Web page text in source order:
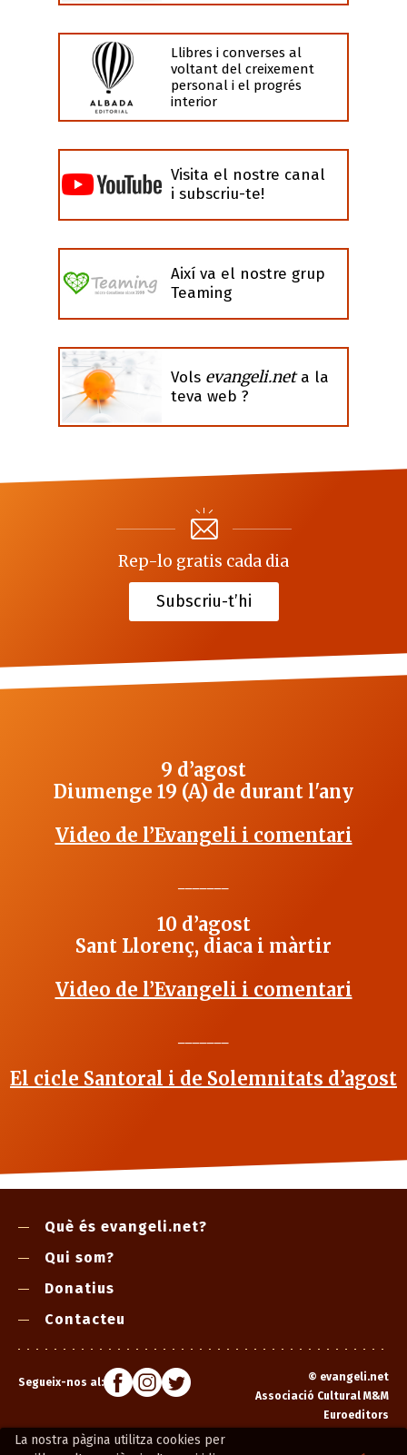
La nostra pàgina utilitza cookies per
Llibres i converses al
voltant del creixement
personal i el progrés
interior
Visita el nostre canal
i subscriu-te!
Així va el nostre grup
Teaming
Vols evangeli.neta la
teva web ?
Rep-lo gratis cada dia
Subscriu-t’hi
9 d’agost
Diumenge 19 (A) de durant l'any
Video de l’Evangeli i comentari
10 d’agost
Sant Llorenç, diaca i màrtir
Video de l’Evangeli i comentari
El cicle Santoral i de Solemnitats d’agost
Què és evangeli.net?
Qui som?
Donatius
Contacteu
Segueix-nos al: © evangeli.net
Associació Cultural M&M
Euroeditors